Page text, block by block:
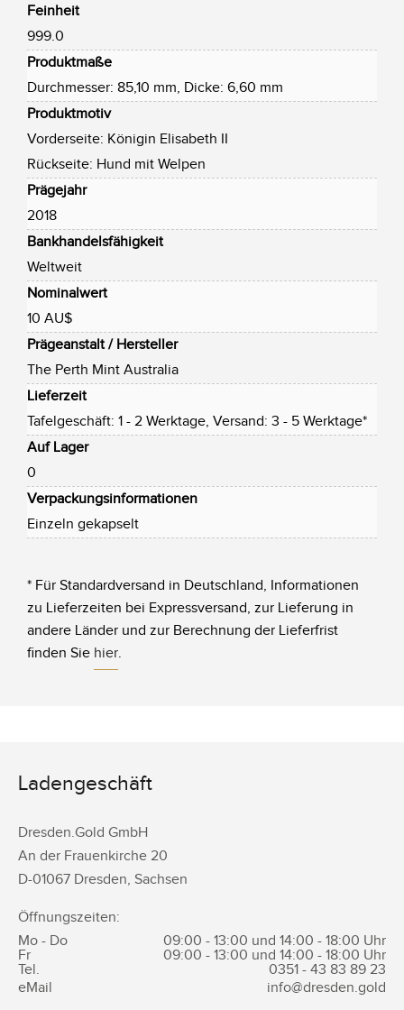
Feinheit
999.0
Produktmaße
Durchmesser: 85,10 mm, Dicke: 6,60 mm
Produktmotiv
Vorderseite: Königin Elisabeth II
Rückseite: Hund mit Welpen
Prägejahr
2018
Bankhandelsfähigkeit
Weltweit
Nominalwert
10 AU$
Prägeanstalt / Hersteller
The Perth Mint Australia
Lieferzeit
Tafelgeschäft: 1 - 2 Werktage, Versand: 3 - 5 Werktage*
Auf Lager
0
Verpackungsinformationen
Einzeln gekapselt
* Für Standardversand in Deutschland, Informationen
zu Lieferzeiten bei Expressversand, zur Lieferung in
andere Länder und zur Berechnung der Lieferfrist
finden Sie hier.
Ladengeschäft
Dresden.Gold GmbH
An der Frauenkirche 20
D-01067 Dresden, Sachsen
Öffnungszeiten:
Mo - Do
09:00 - 13:00 und 14:00 - 18:00 Uhr
Fr
09:00 - 13:00 und 14:00 - 18:00 Uhr
Tel.
0351 - 43 83 89 23
eMail
info@dresden.gold